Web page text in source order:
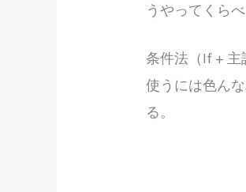
うやってくら
条件法（If + 主
使うには色ん
る。